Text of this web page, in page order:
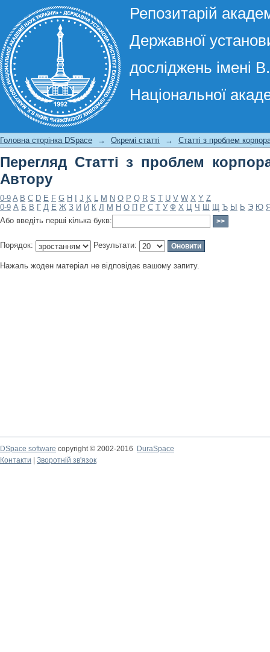
Репозитарій
Державної
досліджень імені
Національної
Перегляд Статті з проблем
Головна сторінка DSpace → Окремі статті → Статті з проблем
Перегляд Статті з проблем
Автору
0-9 A B C D E F G H J K L M N O P Q R S T U V W X Y Z
0-9 А Б В Г Д Е Ж З И Й К Л М Н О П Р С Т У Ф Х Ц Ч Ш Щ Ъ Ы Ь Э Ю
Або введіть перші кілька букв:
Порядок: Результати:
Нажаль жоден матеріал не відповідає вашому запиту.
DSpace software copyright © 2002-2016
DuraSpace
Контакти
Зворотній зв'язок